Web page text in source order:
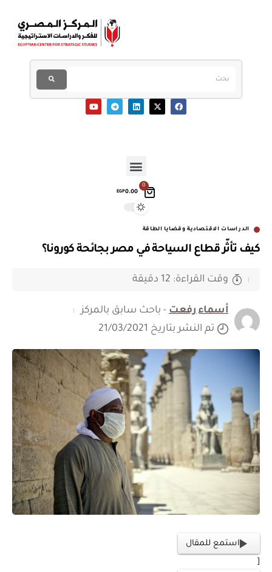
0
EGP0.00
الدراسات الاقتصادية وقضايا الطاقة
كيف تأثّر قطاع السياحة في مصر بجائحة كورونا؟
أسماء رفعت- باحث سابق بالمركز
تم النشر بتاريخ 21/03/2021
وقت القراءة: 12 دقيقة
استمع للمقال